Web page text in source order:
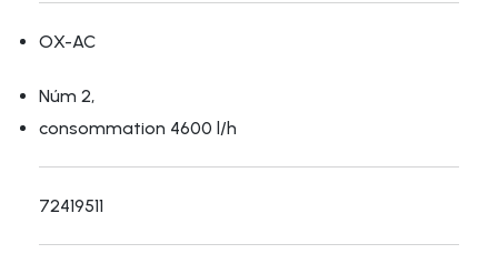
OX-AC
Núm 2,
consommation 4600 l/h
72419511